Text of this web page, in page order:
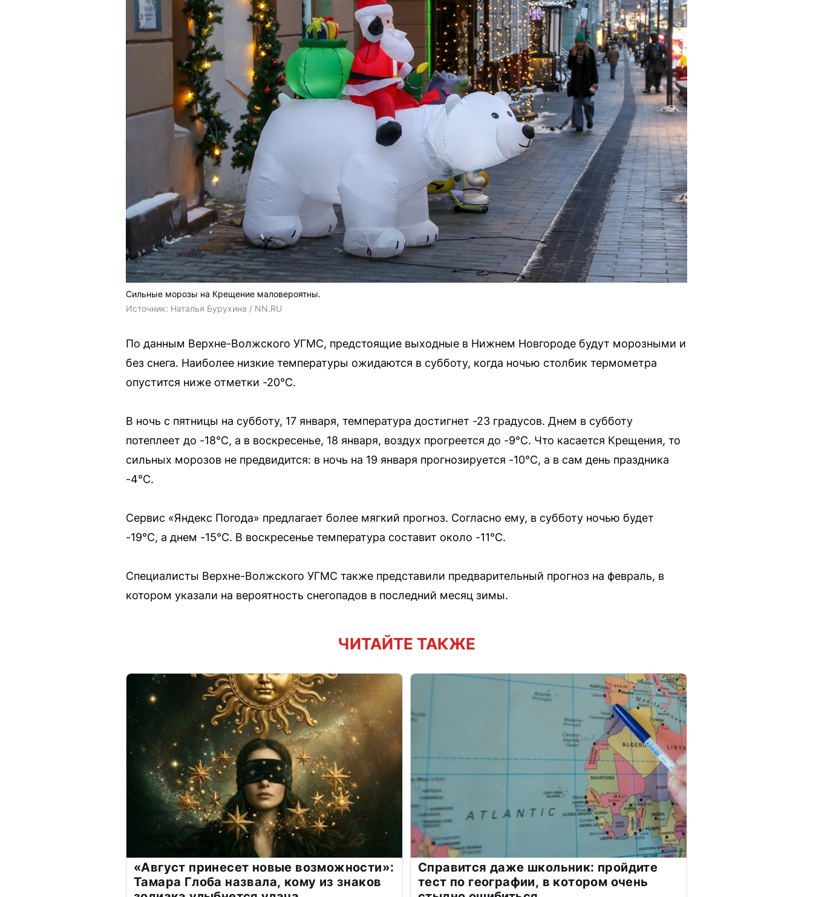
Сильные морозы на Крещение маловероятны.
Источник: Наталья Бурухина / NN.RU
По данным Верхне-Волжского УГМС, предстоящие выходные в Нижнем Новгороде будут морозными и
без снега. Наиболее низкие температуры ожидаются в субботу, когда ночью столбик термометра
опустится ниже отметки -20°C.
В ночь с пятницы на субботу, 17 января, температура достигнет -23 градусов. Днем в субботу
потеплеет до -18°C, а в воскресенье, 18 января, воздух прогреется до -9°C. Что касается Крещения, то
сильных морозов не предвидится: в ночь на 19 января прогнозируется -10°C, а в сам день праздника
-4°C.
Сервис «Яндекс Погода» предлагает более мягкий прогноз. Согласно ему, в субботу ночью будет
-19°C, а днем -15°C. В воскресенье температура составит около -11°C.
Специалисты Верхне-Волжского УГМС также представили предварительный прогноз на февраль, в
котором указали на вероятность снегопадов в последний месяц зимы.
ЧИТАЙТЕ ТАКЖЕ
«Август принесет новые возможности»:
Тамара Глоба назвала, кому из знаков
Справится даже школьник: пройдите
тест по географии, в котором очень